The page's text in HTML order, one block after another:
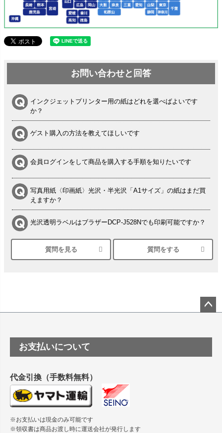
お問い合わせと回答
インクジェットプリンター用の紙はどれを選べばよいです
か？
ゲスト購入の方法を教えてほしいです
会員ログインをして商品を購入する手順を知りたいです
写真用紙〈印画紙〉光沢・半光沢「A1サイズ」の紙はまだ買
えますか？
光沢透明ラベルはブラザーDCP-J528Nでも印刷可能ですか？
シルバーペーパーにEPSON EP-30VAで印刷するときの設定
は？
塩ビのロール紙で離型紙が透明の商品はありますか
つや消し半透明ラベルのロールタイプはありますか？
縦420mm×横650mmの包装紙に適した紙はありますか？
質問を見る 質問をする
ップ
お支払いについて
代金引換（手数料無料）
※お支払いは現金のみ可能です
※領収書は商品お渡し時に運送会社が発行します